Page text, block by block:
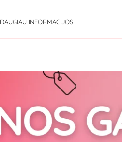
DAUGIAU INFORMACIJOS